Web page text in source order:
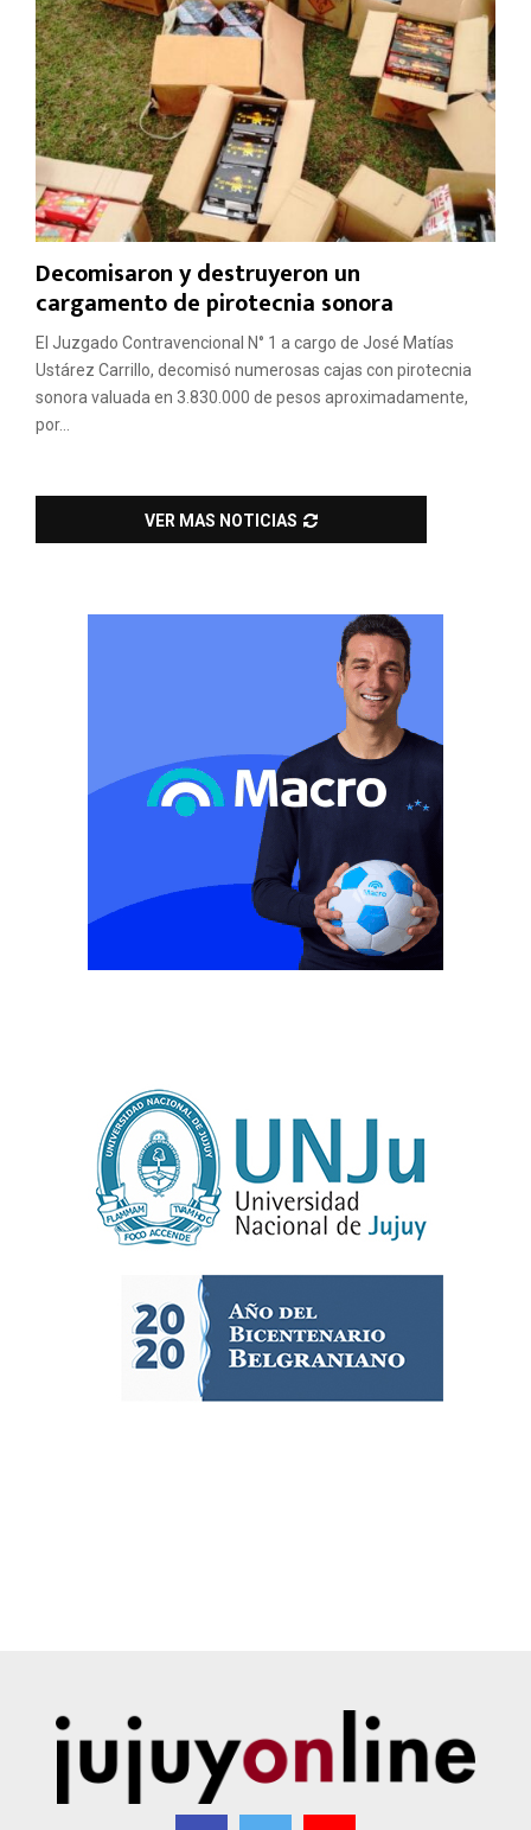
Decomisaron y destruyeron un
cargamento de pirotecnia sonora
El Juzgado Contravencional N° 1 a cargo de José Matías
Ustárez Carrillo, decomisó numerosas cajas con pirotecnia
sonora valuada en 3.830.000 de pesos aproximadamente,
por...
VER MAS NOTICIAS